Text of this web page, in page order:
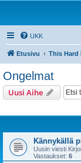
UKK
Etusivu This Hard
Ongelmat
Uusi Aihe
Kännykällä
Uusin viesti
Vastaukset: 6